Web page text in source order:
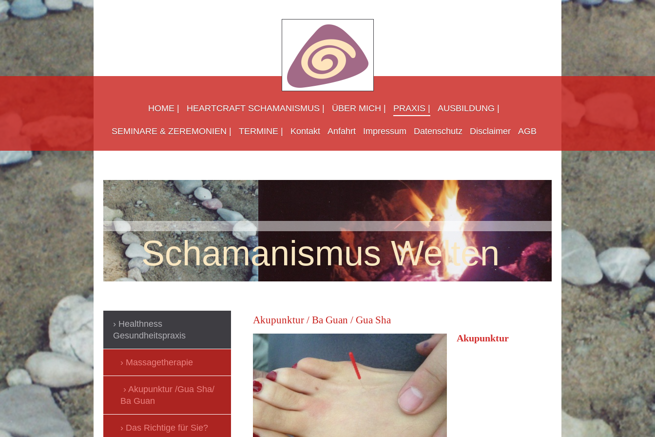
HOME | HEARTCRAFT SCHAMANISMUS | ÜBER MICH | PRAXIS | AUSBILDUNG |
SEMINARE & ZEREMONIEN | TERMINE | Kontakt Anfahrt Impressum Datenschutz Disclaimer AGB
Schamanismus Welten
Akupunktur / Ba Guan / Gua Sha
Akupunktur
Healthness
Gesundheitspraxis
Massagetherapie
Akupunktur /Gua Sha/
Ba Guan
Das Richtige für Sie?